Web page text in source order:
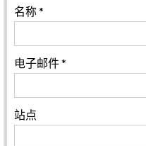
名称*
电子邮件*
站点